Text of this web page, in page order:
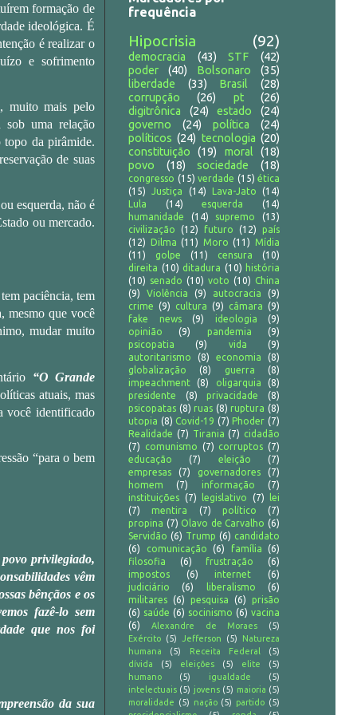
formação de
ideológica. É
é realizar o
e sofrimento
muito mais pelo
uma relação
topo da pirâmide.
de suas
esquerda, não é
ou mercado.
paciência, tem
mesmo que você
mudar muito
“O Grande
atuais, mas
você identificado
“para o bem
privilegiado,
vêm
bênçãos e os
fazê-lo sem
que nos foi
da sua
frequência
Hipocrisia (92)
democracia (43) STF
(42)
poder
(40) Bolsonaro
(35)
liberdade
(33) Brasil
(28)
corrupção
(26) pt
(26)
digitrônica
(24) estado
(24)
governo
(24) política
(24)
políticos (24) tecnologia (20)
constituição
(19) moral
(18)
povo
(18) sociedade (18)
congresso (15) verdade (15) ética
(15)
Justiça (14) Lava-Jato
(14)
Lula
(14) esquerda
(14)
humanidade
(14) supremo
(13)
civilização
(12) futuro (12)
país
(12)
Dilma (11) Moro (11) Mídia
(11)
golpe (11) censura
(10)
direita (10) ditadura (10) história
(10) senado (10) voto (10) China
(9)
Violência (9) autocracia
(9)
crime (9) cultura (9) câmara (9)
fake news
(9) ideologia
(9)
opinião
(9) pandemia
(9)
psicopatia
(9) vida
(9)
autoritarismo
(8) economia
(8)
globalização
(8) guerra
(8)
impeachment
(8) oligarquia
(8)
presidente
(8) privacidade
(8)
psicopatas (8) ruas (8) ruptura (8)
utopia (8) Covid-19 (7) Phoder (7)
Realidade (7) Tirania (7) cidadão
(7)
comunismo (7) corruptos (7)
educação
(7) eleição
(7)
empresas
(7) governadores
(7)
homem
(7) informação
(7)
instituições (7) legislativo (7)
lei
(7)
mentira (7) político
(7)
propina (7) Olavo de Carvalho (6)
Servidão (6) Trump (6) candidato
(6)
comunicação (6) família
(6)
filosofia
(6) frustração
(6)
impostos
(6) internet
(6)
judiciário
(6) liberalismo
(6)
militares (6) pesquisa (6)
prisão
(6) saúde (6) socinismo (6) vacina
(6)
Alexandre de Moraes
(5)
Exército (5) Jefferson (5)
Natureza
humana
(5) Receita Federal
(5)
dívida
(5) eleições (5) elite
(5)
humano
(5) igualdade
(5)
intelectuais (5) jovens (5) maioria (5)
moralidade (5) nação (5) partido (5)